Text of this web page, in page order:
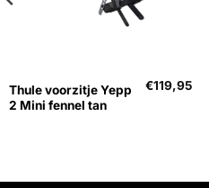
Thule voorzitje Yepp
2 Mini fennel tan
€119,95